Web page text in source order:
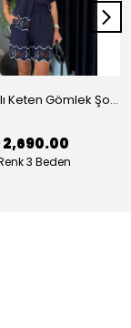
Luna Nakışlı Keten Gömlek Şort Takım - Lacivert
3 Beden